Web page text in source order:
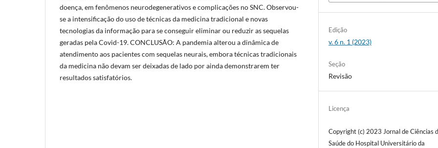
doença, em fenômenos neurodegenerativos e complicações no SNC. Observou-
se a intensificação do uso de técnicas da medicina tradicional e novas
tecnologias da informação para se conseguir eliminar ou reduzir as sequelas
geradas pela Covid-19. CONCLUSÃO: A pandemia alterou a dinâmica de
atendimento aos pacientes com sequelas neurais, embora técnicas tradicionais
da medicina não devam ser deixadas de lado por ainda demonstrarem ter
resultados satisfatórios.
Edição
v. 6 n. 1 (2023)
Seção
Revisão
Licença
Copyright (c) 2023 Jornal de Ciências
Saúde do Hospital Universitário da